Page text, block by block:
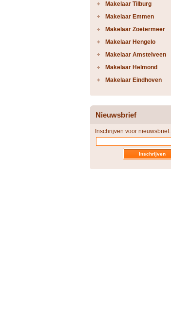
Makelaar Tilburg
Makelaar Emmen
Makelaar Zoetermeer
Makelaar Hengelo
Makelaar Amstelveen
Makelaar Helmond
Makelaar Eindhoven
Nieuwsbrief
Inschrijven voor nieuwsbrief: